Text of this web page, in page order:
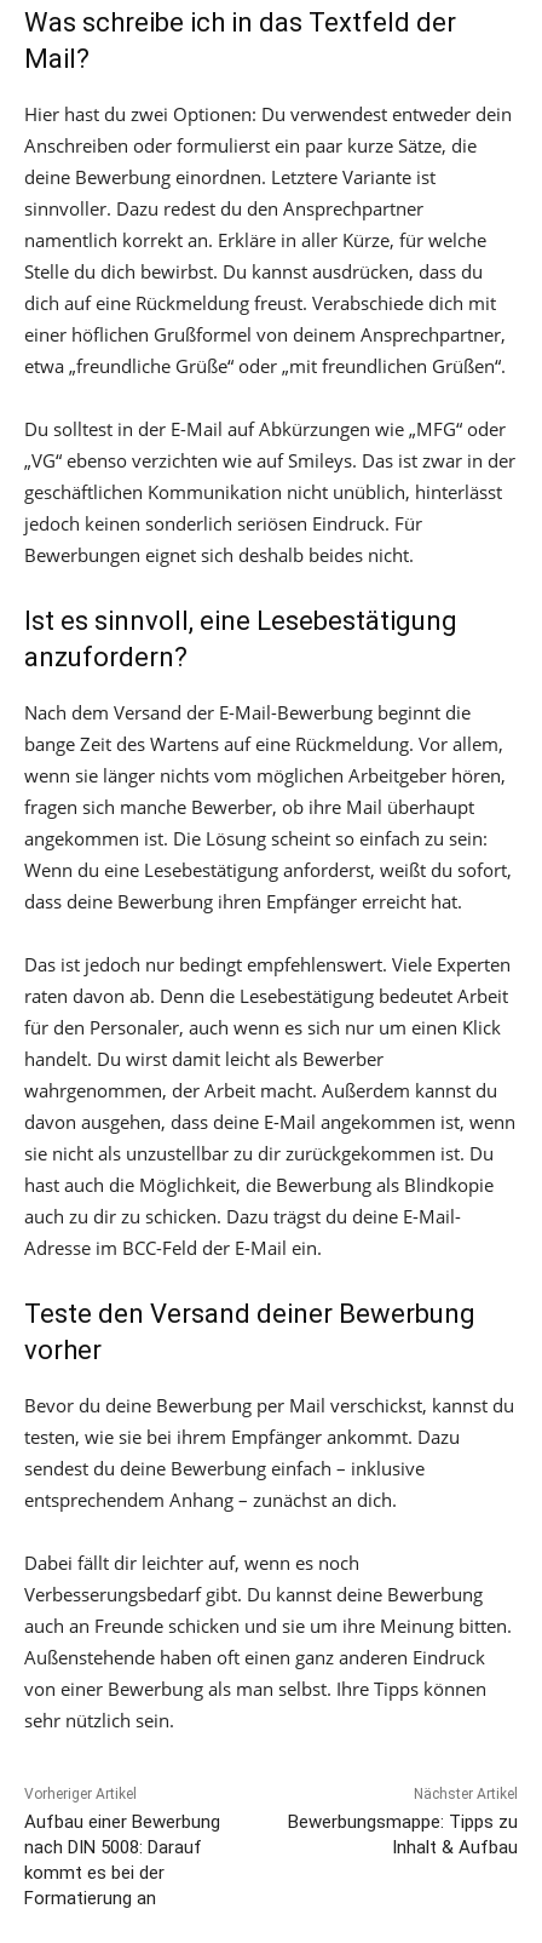
Was schreibe ich in das Textfeld der
Mail?
Hier hast du zwei Optionen: Du verwendest entweder dein
Anschreiben oder formulierst ein paar kurze Sätze, die
deine Bewerbung einordnen. Letztere Variante ist
sinnvoller. Dazu redest du den Ansprechpartner
namentlich korrekt an. Erkläre in aller Kürze, für welche
Stelle du dich bewirbst. Du kannst ausdrücken, dass du
dich auf eine Rückmeldung freust. Verabschiede dich mit
einer höflichen Grußformel von deinem Ansprechpartner,
etwa „freundliche Grüße“ oder „mit freundlichen Grüßen“.
Du solltest in der E-Mail auf Abkürzungen wie „MFG“ oder
„VG“ ebenso verzichten wie auf Smileys. Das ist zwar in der
geschäftlichen Kommunikation nicht unüblich, hinterlässt
jedoch keinen sonderlich seriösen Eindruck. Für
Bewerbungen eignet sich deshalb beides nicht.
Ist es sinnvoll, eine Lesebestätigung
anzufordern?
Nach dem Versand der E-Mail-Bewerbung beginnt die
bange Zeit des Wartens auf eine Rückmeldung. Vor allem,
wenn sie länger nichts vom möglichen Arbeitgeber hören,
fragen sich manche Bewerber, ob ihre Mail überhaupt
angekommen ist. Die Lösung scheint so einfach zu sein:
Wenn du eine Lesebestätigung anforderst, weißt du sofort,
dass deine Bewerbung ihren Empfänger erreicht hat.
Das ist jedoch nur bedingt empfehlenswert. Viele Experten
raten davon ab. Denn die Lesebestätigung bedeutet Arbeit
für den Personaler, auch wenn es sich nur um einen Klick
handelt. Du wirst damit leicht als Bewerber
wahrgenommen, der Arbeit macht. Außerdem kannst du
davon ausgehen, dass deine E-Mail angekommen ist, wenn
sie nicht als unzustellbar zu dir zurückgekommen ist. Du
hast auch die Möglichkeit, die Bewerbung als Blindkopie
auch zu dir zu schicken. Dazu trägst du deine E-Mail-
Adresse im BCC-Feld der E-Mail ein.
Teste den Versand deiner Bewerbung
vorher
Bevor du deine Bewerbung per Mail verschickst, kannst du
testen, wie sie bei ihrem Empfänger ankommt. Dazu
sendest du deine Bewerbung einfach – inklusive
entsprechendem Anhang – zunächst an dich.
Dabei fällt dir leichter auf, wenn es noch
Verbesserungsbedarf gibt. Du kannst deine Bewerbung
auch an Freunde schicken und sie um ihre Meinung bitten.
Außenstehende haben oft einen ganz anderen Eindruck
von einer Bewerbung als man selbst. Ihre Tipps können
sehr nützlich sein.
Vorheriger Artikel
Aufbau einer Bewerbung
nach DIN 5008: Darauf
kommt es bei der
Formatierung an
Nächster Artikel
Bewerbungsmappe: Tipps zu
Inhalt & Aufbau